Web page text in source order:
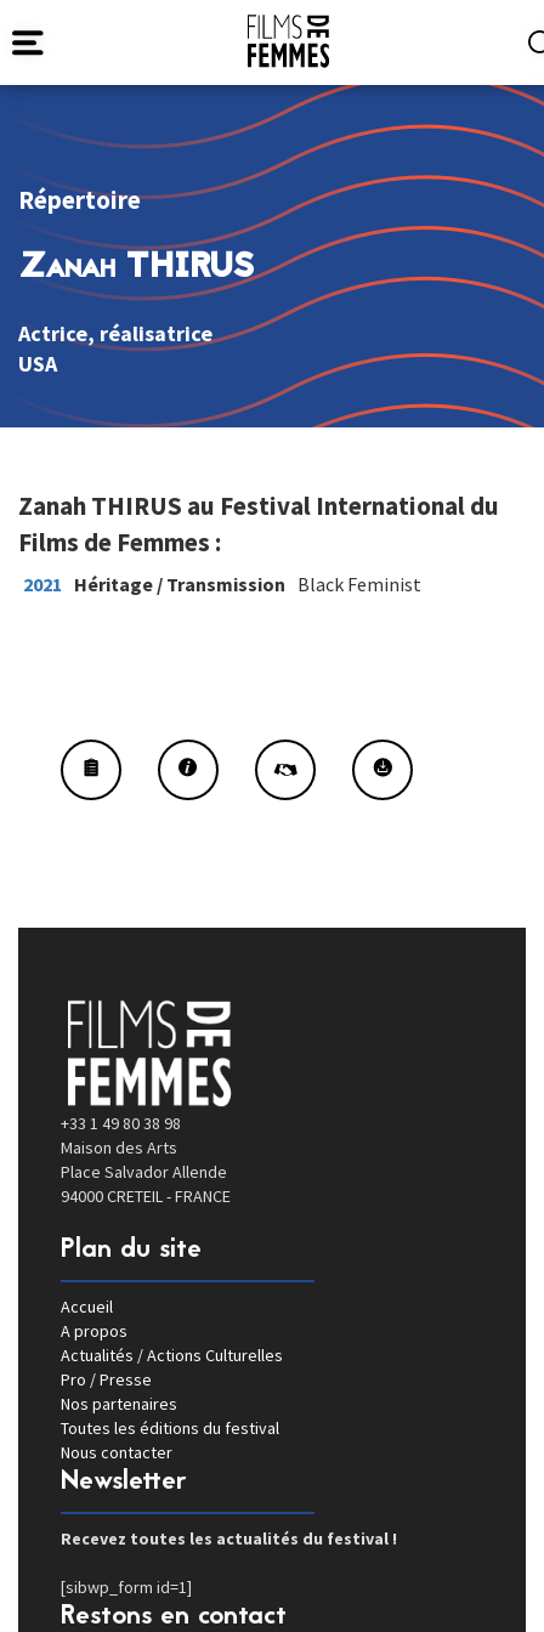
Répertoire
Zanah THIRUS
Actrice, réalisatrice
USA
Zanah THIRUS au Festival International du
Films de Femmes :
2021 Héritage / Transmission Black Feminist
+33 1 49 80 38 98
Maison des Arts
Place Salvador Allende
94000 CRETEIL - FRANCE
Plan du site
Accueil
A propos
Actualités / Actions Culturelles
Pro / Presse
Nos partenaires
Toutes les éditions du festival
Nous contacter
Newsletter
Recevez toutes les actualités du festival !
[sibwp_form id=1]
Restons en contact